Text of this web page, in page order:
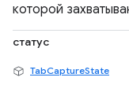
которой
статус
TabCaptureState